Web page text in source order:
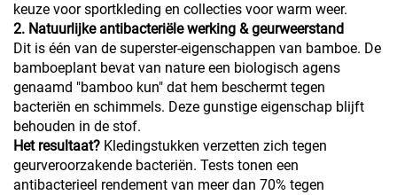
keuze voor sportkleding en collecties voor warm weer.
2. Natuurlijke antibacteriële werking & geurweerstand
Dit is één van de superster-eigenschappen van bamboe. De
bamboeplant bevat van nature een biologisch agens
genaamd "bamboo kun" dat hem beschermt tegen
bacteriën en schimmels. Deze gunstige eigenschap blijft
behouden in de stof.
Het resultaat? Kledingstukken verzetten zich tegen
geurveroorzakende bacteriën. Tests tonen een
antibacterieel rendement van meer dan 70% tegen